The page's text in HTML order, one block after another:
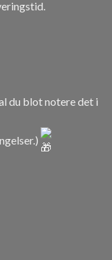
du blot notere det i
.)